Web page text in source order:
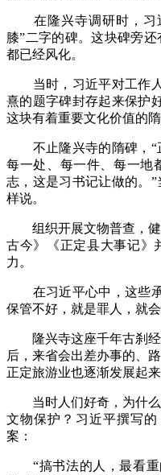
在隆兴寺调研时，习
膝”二字的碑。这块碑旁
都已经风化。
当时，习近平对工作人
熹的题字碑封存起来保护
这块有着重要文化价值的
不止隆兴寺的隋碑，“
每一处、每一件、每一地
志，这是习书记让做的。
样说。
组织开展文物普查，健
古今》《正定县大事记
力。
在习近平心中，这些承
保管不好，就是罪人，就
隆兴寺这座千年古刹经
后，来省会出差办事的、
正定旅游业也逐渐发展起来
当时人们好奇，为什么
文物保护？习近平撰写
案：
“搞书法的人，最看重